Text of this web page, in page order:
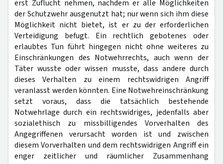
erst Zuflucht nehmen, nachdem er alle Möglichkeiten
der Schutzwehr ausgenutzt hat; nur wenn sich ihm diese
Möglichkeit nicht bietet, ist er zu der erforderlichen
Verteidigung befugt. Ein rechtlich gebotenes oder
erlaubtes Tun führt hingegen nicht ohne weiteres zu
Einschränkungen des Notwehrrechts, auch wenn der
Täter wusste oder wissen musste, dass andere durch
dieses Verhalten zu einem rechtswidrigen Angriff
veranlasst werden könnten. Eine Notwehreinschränkung
setzt voraus, dass die tatsächlich bestehende
Notwehrlage durch ein rechtswidriges, jedenfalls aber
sozialethisch zu missbilligendes Vorverhalten des
Angegriffenen verursacht worden ist und zwischen
diesem Vorverhalten und dem rechtswidrigen Angriff ein
enger zeitlicher und räumlicher Zusammenhang